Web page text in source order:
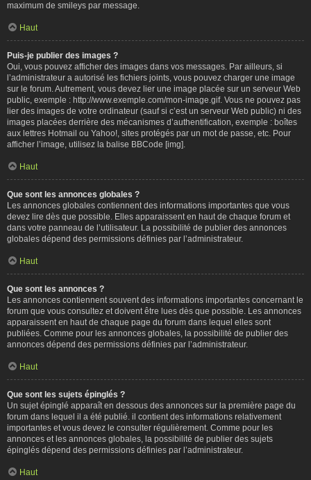
maximum de smileys par message.
Haut
Puis-je publier des images ?
Oui, vous pouvez afficher des images dans vos messages. Par ailleurs, si
l’administrateur a autorisé les fichiers joints, vous pouvez charger une image
sur le forum. Autrement, vous devez lier une image placée sur un serveur Web
public, exemple : http://www.exemple.com/mon-image.gif. Vous ne pouvez pas
lier des images de votre ordinateur (sauf si c’est un serveur Web public) ni des
images placées derrière des mécanismes d’authentification, exemple : boîtes
aux lettres Hotmail ou Yahoo!, sites protégés par un mot de passe, etc. Pour
afficher l’image, utilisez la balise BBCode [img].
Haut
Que sont les annonces globales ?
Les annonces globales contiennent des informations importantes que vous
devez lire dès que possible. Elles apparaissent en haut de chaque forum et
dans votre panneau de l’utilisateur. La possibilité de publier des annonces
globales dépend des permissions définies par l’administrateur.
Haut
Que sont les annonces ?
Les annonces contiennent souvent des informations importantes concernant le
forum que vous consultez et doivent être lues dès que possible. Les annonces
apparaissent en haut de chaque page du forum dans lequel elles sont
publiées. Comme pour les annonces globales, la possibilité de publier des
annonces dépend des permissions définies par l’administrateur.
Haut
Que sont les sujets épinglés ?
Un sujet épinglé apparaît en dessous des annonces sur la première page du
forum dans lequel il a été publié. il contient des informations relativement
importantes et vous devez le consulter régulièrement. Comme pour les
annonces et les annonces globales, la possibilité de publier des sujets
épinglés dépend des permissions définies par l’administrateur.
Haut